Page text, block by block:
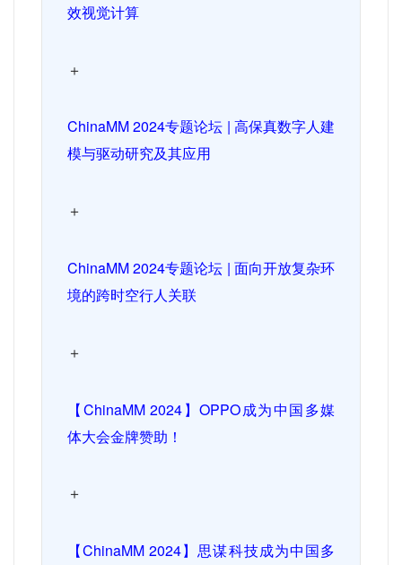
效视觉计算
＋
ChinaMM 2024专题论坛 | 高保真数字人建
模与驱动研究及其应用
＋
ChinaMM 2024专题论坛 | 面向开放复杂环
境的跨时空行人关联
＋
【ChinaMM 2024】 OPPO成为中国多媒
体大会金牌赞助！
＋
【ChinaMM 2024】思谋科技成为中国多